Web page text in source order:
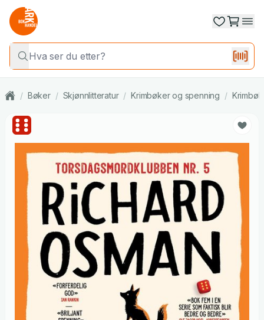
/ Bøker / Skjønnlitteratur / Krimbøker og spenning /